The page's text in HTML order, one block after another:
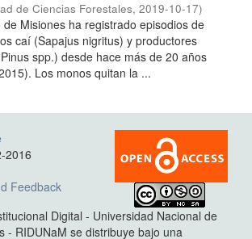
de Ciencias Forestales, 2019-10-17)
de Misiones ha registrado episodios de
caí (Sapajus nigritus) y productores
spp.) desde hace más de 20 años
Los monos quitan la ...
2016
Feedback
Digital - Universidad Nacional de
- RIDUNaM se distribuye bajo una